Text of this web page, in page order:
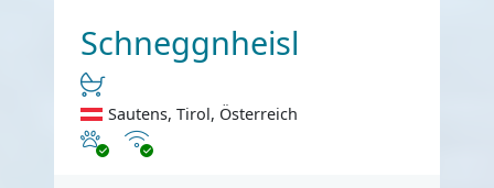
Schneggnheisl
Sautens, Tirol, Österreich
Haustiere erlaubt
Internet